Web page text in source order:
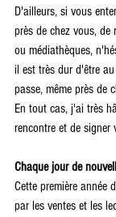
D'ailleurs, si vous
près de chez vous, de
ou médiathèques,
il est très dur d'être
passe, même près de
En tout cas, j'ai très
rencontre et de signer
Chaque jour de
Cette première année
par les ventes et les